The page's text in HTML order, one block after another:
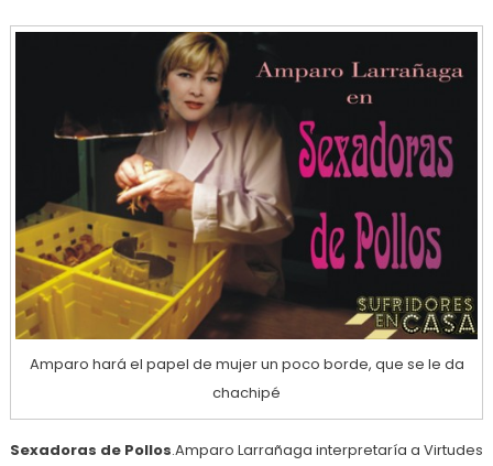
Amparo hará el papel de mujer un poco borde, que se le da
chachipé
Sexadoras de Pollos.Amparo Larrañaga interpretaría a Virtudes